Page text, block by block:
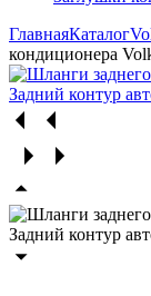
ГлавнаяКаталог
кондиционера